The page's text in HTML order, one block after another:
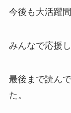
今後も大活躍
みんなで応援
最後まで読ん
た。